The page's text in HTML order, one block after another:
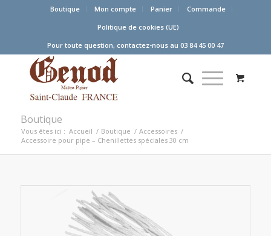
Boutique Mon compte Panier
Commande
Politique de cookies (UE)
Pour toute question, contactez-nous au 03 84 45 00 47
Boutique
Vous êtes ici : Accueil / Boutique / Accessoires /
Accessoire pour pipe – Chenillettes spéciales 30 cm